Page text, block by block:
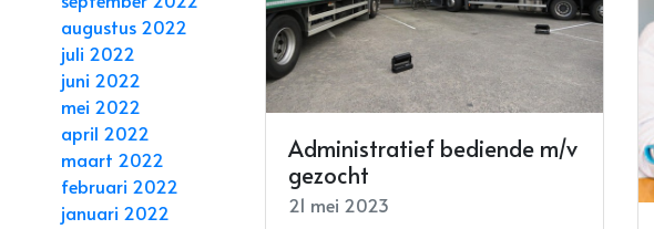
Administratief bediende m/v
gezocht
21 mei 2023
augustus 2022
juli 2022
juni 2022
mei 2022
april 2022
maart 2022
februari 2022
januari 2022